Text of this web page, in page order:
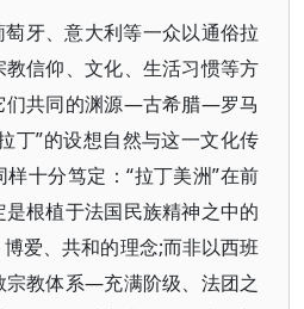
牙、意大利等一众以通俗拉
信仰、文化、生活习惯等方
们共同的渊源—古希腊—罗马
丁”的设想自然与这一文化传
十分笃定：“拉丁美洲”在前
根植于法国民族精神之中的
爱、共和的理念;而非以西班
宗教体系—充满阶级、法团之